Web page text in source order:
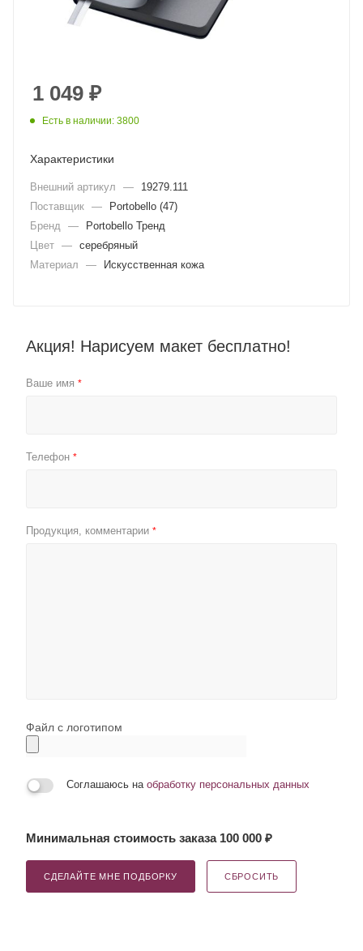
1 049 ₽
Есть в наличии: 3800
Характеристики
Внешний артикул —
19279.111
Поставщик —
Portobello (47)
Бренд
—
Portobello Тренд
Цвет — серебряный
Материал
— Искусственная кожа
Акция! Нарисуем макет бесплатно!
Ваше имя *
Телефон *
Продукция, комментарии *
Файл с логотипом
Соглашаюсь на обработку персональных данных
Минимальная стоимость заказа 100 000 ₽
СДЕЛАЙТЕ МНЕ ПОДБОРКУ СБРОСИТЬ